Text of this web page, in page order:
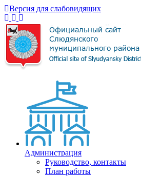
Версия для слабовидящих
Администрация
Руководство, контакты
План работы